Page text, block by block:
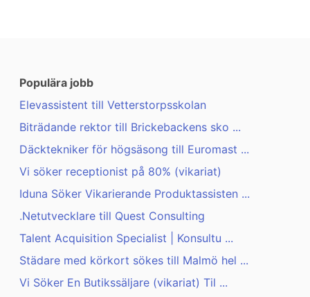
Populära jobb
Elevassistent till Vetterstorpsskolan
Biträdande rektor till Brickebackens sko ...
Däcktekniker för högsäsong till Euromast ...
Vi söker receptionist på 80% (vikariat)
Iduna Söker Vikarierande Produktassisten ...
.Netutvecklare till Quest Consulting
Talent Acquisition Specialist | Konsultu ...
Städare med körkort sökes till Malmö hel ...
Vi Söker En Butikssäljare (vikariat) Til ...